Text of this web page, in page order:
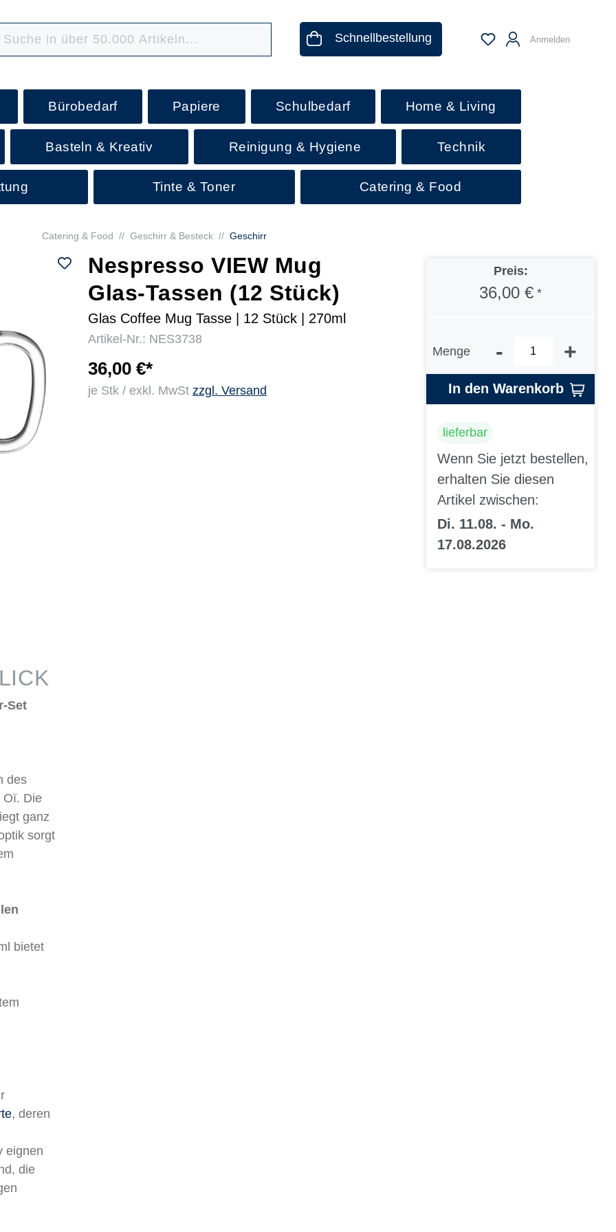
Schnellbestellung Anmelden
Bürobedarf Papiere Schulbedarf Home & Living
Basteln & Kreativ Reinigung & Hygiene Technik
Tinte & Toner Catering & Food
Catering & Food // Geschirr & Besteck // Geschirr
Nespresso VIEW Mug
Glas-Tassen (12 Stück)
Glas Coffee Mug Tasse | 12 Stück | 270ml
Artikel-Nr.: NES3738
36,00 €*
je Stk / exkl. MwSt zzgl. Versand
Preis:
36,00 € *
Menge - +
In den Warenkorb
lieferbar
Wenn Sie jetzt bestellen,
erhalten Sie diesen
Artikel zwischen:
Di. 11.08. - Mo.
17.08.2026
Set
des
Oï. Die
ganz
sorgt
bietet
, deren
eignen
die